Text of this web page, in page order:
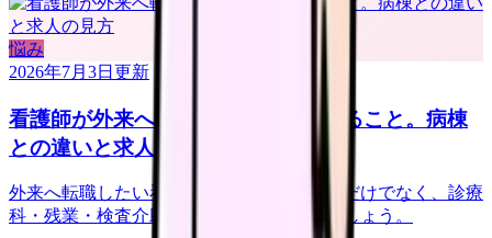
悩み
2026年7月3日 更新
看護師が外来へ転職する前に確認すること。病棟
との違いと求人の見方
外来へ転職したい看護師さんへ。夜勤なしだけでなく、診療
科・残業・検査介助・土曜勤務を確認しましょう。